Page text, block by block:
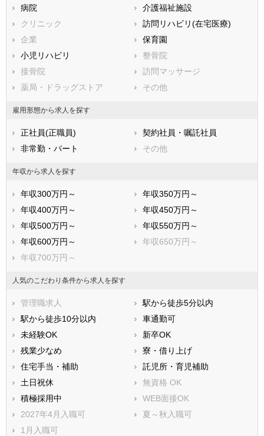
本庄市
東松山市
春日部市
狭山市
羽生市
鴻巣市
深谷市
上尾市
草加市
越谷市
蕨市
戸田市
入間市
新座市
桶川市
久喜市
北本市
八潮市
坂戸市
幸手市
鶴ヶ島市
日高市
吉川市
ふじみ野市
白岡市
北足立郡伊奈町
入間郡三芳町
入間郡越生町
比企郡嵐山町
比企郡小川町
比企郡川島町
比企郡吉見町
比企郡鳩山町
比企郡ときがわ町
秩父郡横瀬町
秩父郡皆野町
秩父郡長瀞町
秩父郡小鹿野町
秩父郡東秩父村
児玉郡神川町
児玉郡上里町
大里郡寄居町
南埼玉郡宮代町
北葛飾郡杉戸町
病院
介護福祉施設
クリニック
訪問リハビリ(在宅医療)
企業
保育園
小児リハビリ
整骨院
接骨院
訪問マッサージ
薬局・ドラッグストア
その他
雇用形態から求人を探す
正社員(正職員)
契約社員・嘱託社員
非常勤・パート
その他
年収から求人を探す
年収300万円～
年収350万円～
年収400万円～
年収450万円～
年収500万円～
年収550万円～
年収600万円～
年収650万円～
年収700万円～
人気のこだわり条件から求人を探す
管理職求人
駅から徒歩5分以内
駅から徒歩10分以内
車通勤可
未経験OK
新卒OK
残業少なめ
寮・借り上げ
住宅手当・補助
託児所・育児補助
土日祝休
無資格 OK
積極採用中
WEB面接OK
2027年4月入職可
夏～秋入職可
1月入職可